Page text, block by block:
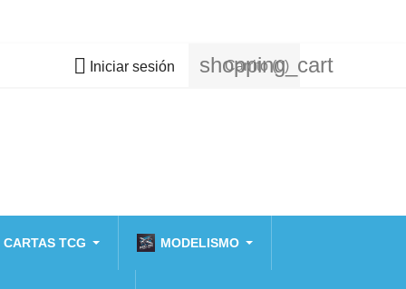
 Iniciar sesión shopping_cart
Carrito (0)
TCG MODELISMO